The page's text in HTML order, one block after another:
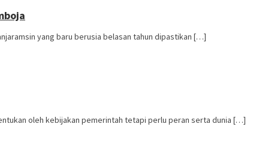
yang baru berusia belasan tahun dipastikan […]
oleh kebijakan pemerintah tetapi perlu peran serta dunia […]